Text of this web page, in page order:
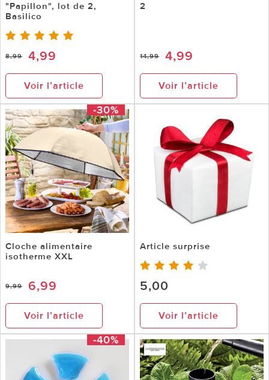
"Papillon", lot de 2,
Basilico
8,99 4,99
Voir l’article
2
14,99 4,99
Voir l’article
-30%
Cloche alimentaire
isotherme XXL
9,99 6,99
Voir l’article
Article surprise
5,00
Voir l’article
-40%